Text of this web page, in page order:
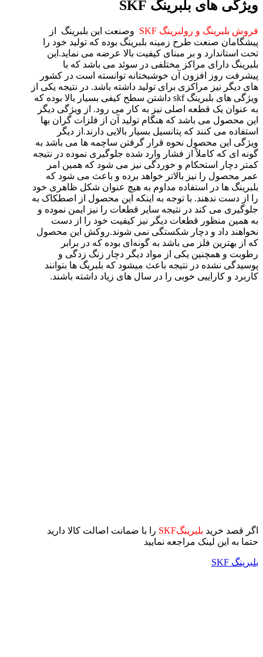
ویژگی های بلبرینگ SKF
فروش بلبرینگ و رولبرینگ SKF
وصنعت این بلبرینگ از
پیشگامان صنعت طرح زمینه بلبرینگ بوده که تولید خود را
تحت استاندارد و بر مبنای کیفیت بالا عرضه می نماید.این
بلبرینگ دارای مراکز مختلفی در سوئد می باشد که با
پیشرفت روز افزون آن خوشبختانه توانسته است در کشور
های دیگر نیز مراکزی برای تولید داشته باشد. در نتیجه یکی از
ویژگی های بلبرینگ skf داشتن سطح کیفی بسیار بالا بوده که
به عنوان یک قطعه اصلی نیز به کار می رود. از ویژگی دیگر
این محصول می باشد که هنگام تولید آن از فلزات گران بها
استفاده می کنند که پتانسیل بسیار بالایی دارند.از دیگر
ویژگی این محصول نحوه قرار گرفتن ساچمه ها می باشد به
گونه ای که کاملاً از فشار وارد شده جلوگیری نموده در نتیجه
کمتر دچار استحکام و خوردگی نیز می شود که همین امر
عمر محصول را نیز بالاتر خواهد برده و باعث می شود که
بلبرینگ ها در استفاده مداوم به هیچ عنوان شکل ظاهری خود
را از دست ندهند. با توجه به اینکه این محصول از اصطکاک به
جلوگیری می کند در نتیجه سایر قطعات را نیز ایمن نموده و
به همین منظور قطعات دیگر نیز کیفیت خود را از دست
نخواهند داد و دچار شکستگی نمی شوند.روکش این محصول
که از بهترین فلز می باشد به گونه‌ای بوده که در برابر
رطوبت و همچنین یکی از مواد دیگر دچار زنگ زدگی و
پوسیدگی نشده در نتیجه باعث میشود که بلبریگ ها بتوانند
کاربرد و کاراییی خوبی را در سال های زیاد داشته باشند.
اگر قصد خرید بلبرینگSKF
را با ضمانت اصالت کالا دارید
حتما به این لینک مراجعه نمایید
بلبرینگ SKF